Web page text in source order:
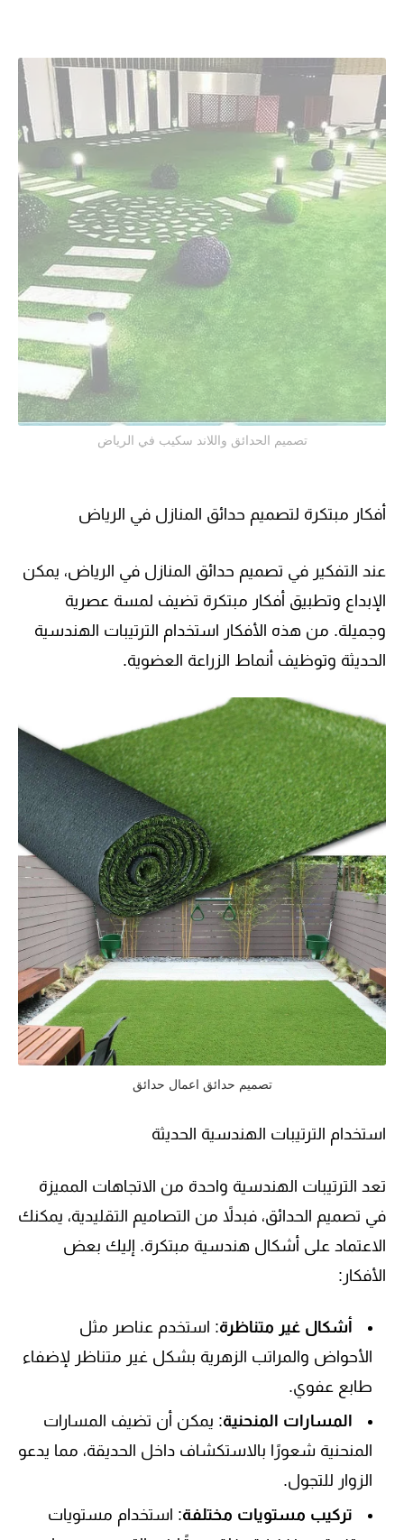
تصميم الحدائق واللاند سكيب في الرياض
أفكار مبتكرة لتصميم حدائق المنازل في الرياض
عند التفكير في تصميم حدائق المنازل في الرياض، يمكن
الإبداع وتطبيق أفكار مبتكرة تضيف لمسة عصرية
وجميلة. من هذه الأفكار استخدام الترتيبات الهندسية
الحديثة وتوظيف أنماط الزراعة العضوية.
تصميم حدائق اعمال حدائق
استخدام الترتيبات الهندسية الحديثة
تعد الترتيبات الهندسية واحدة من الاتجاهات المميزة
في تصميم الحدائق، فبدلاً من التصاميم التقليدية، يمكنك
الاعتماد على أشكال هندسية مبتكرة. إليك بعض
الأفكار:
أشكال غير متناظرة: استخدم عناصر مثل
الأحواض والمراتب الزهرية بشكل غير متناظر لإضفاء
طابع عفوي.
المسارات المنحنية: يمكن أن تضيف المسارات
المنحنية شعورًا بالاستكشاف داخل الحديقة، مما يدعو
الزوار للتجول.
تركيب مستويات مختلفة: استخدام مستويات